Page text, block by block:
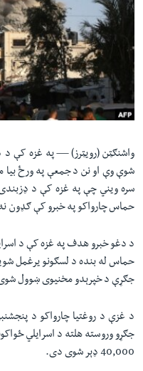
مرکزي
واوړئ
دلته
مخکې
لټون
واوړئ
داعش او تندروي
دروغ ریښتیا
اداریه
Learning English
FOLLOW US
واشنګټن (رویټرز) —په غزه کې د
شوې وې او نن د جمعې په ورځ
سره ویني چې په غزه کې د
حماس چارواکو په خبرو کې ګډون
د دغو خبرو هدف په غزه کې د
حماس له بنده د لسګونو یرغمل
جګړې د خپرېدو مخنیوی ښوول
د غزې د روغتیا چارواکو د
جګړو وروسته هلته د اسرایلي
40,000 ډېر شوی دی.